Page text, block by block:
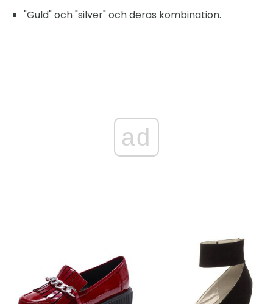
"Guld" och "silver" och deras kombination.
ad